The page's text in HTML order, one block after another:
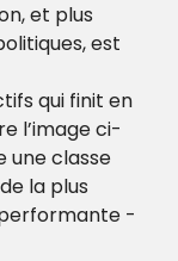
et plus
est
qui finit en
l’image ci-
une classe
la plus
-